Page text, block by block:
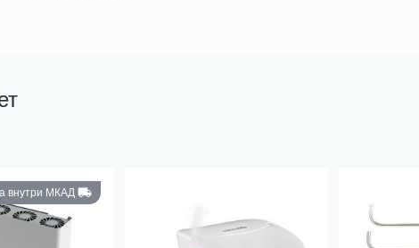
внутри МКАД